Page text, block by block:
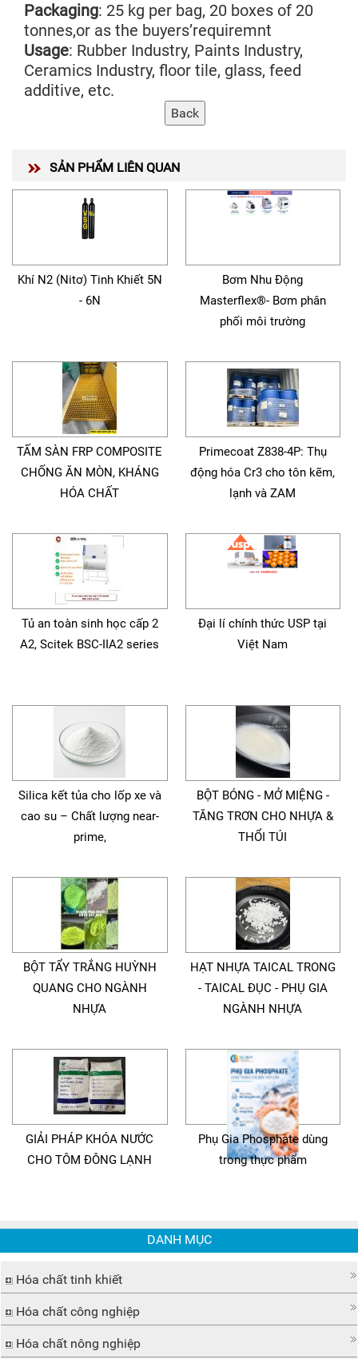
Packaging: 25 kg per bag, 20 boxes of 20
tonnes,or as the buyers’requiremnt
Usage: Rubber Industry, Paints Industry,
Ceramics Industry, floor tile, glass, feed
additive, etc.
SẢN PHẨM LIÊN QUAN
Khí N2 (Nitơ) Tinh Khiết 5N
- 6N
Bơm Nhu Động
Masterflex®- Bơm phân
phối môi trường
TẤM SÀN FRP COMPOSITE
CHỐNG ĂN MÒN, KHÁNG
HÓA CHẤT
Primecoat Z838-4P: Thụ
động hóa Cr3 cho tôn kẽm,
lạnh và ZAM
Tủ an toàn sinh học cấp 2
A2, Scitek BSC-IIA2 series
Đại lí chính thức USP tại
Việt Nam
Silica kết tủa cho lốp xe và
cao su – Chất lượng near-
prime,
BỘT BÓNG - MỞ MIỆNG -
TĂNG TRƠN CHO NHỰA &
THỔI TÚI
BỘT TẨY TRẮNG HUỲNH
QUANG CHO NGÀNH
NHỰA
HẠT NHỰA TAICAL TRONG
- TAICAL ĐỤC - PHỤ GIA
NGÀNH NHỰA
GIẢI PHÁP KHÓA NƯỚC
CHO TÔM ĐÔNG LẠNH
Phụ Gia Phosphate dùng
trong thực phẩm
DANH MỤC
Hóa chất tinh khiết
Hóa chất công nghiệp
Hóa chất nông nghiệp